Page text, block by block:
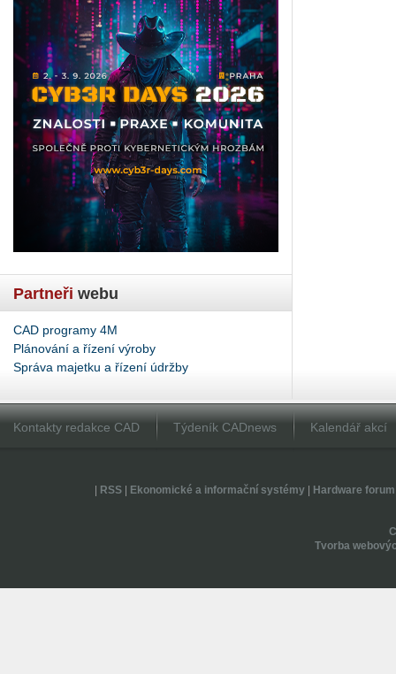
Partneři webu
CAD programy 4M
Plánování a řízení výroby
Správa majetku a řízení údržby
Kontakty redakce CAD Týdeník CADnews Kalendář akcí
RSS| Ekonomické a informační systémy| Hardware forum
Tvorba